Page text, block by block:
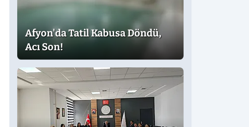
Afyon'da Tatil Kabusa Döndü,
Acı Son!